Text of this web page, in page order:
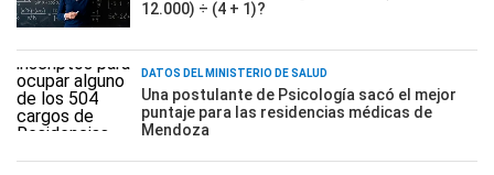
12.000) ÷ (4 + 1)?
DATOS DEL MINISTERIO DE SALUD
Una postulante de Psicología sacó el mejor
puntaje para las residencias médicas de
Mendoza